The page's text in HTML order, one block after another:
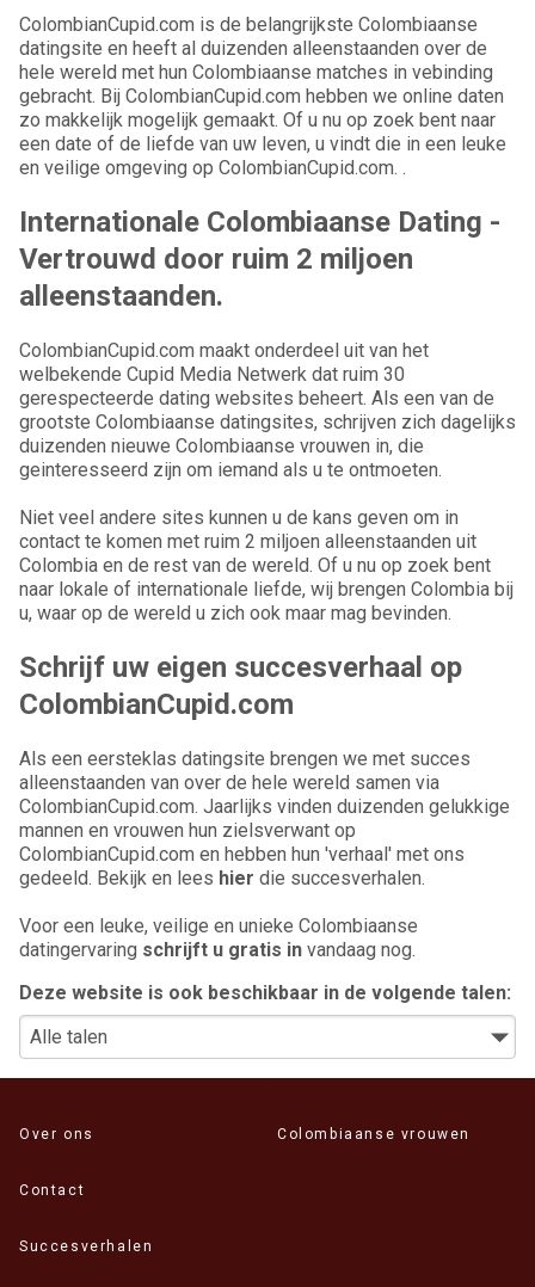
ColombianCupid.com is de belangrijkste Colombiaanse
datingsite en heeft al duizenden alleenstaanden over de
hele wereld met hun Colombiaanse matches in vebinding
gebracht. Bij ColombianCupid.com hebben we online daten
zo makkelijk mogelijk gemaakt. Of u nu op zoek bent naar
een date of de liefde van uw leven, u vindt die in een leuke
en veilige omgeving op ColombianCupid.com. .
Internationale Colombiaanse Dating -
Vertrouwd door ruim 2 miljoen
alleenstaanden.
ColombianCupid.com maakt onderdeel uit van het
welbekende Cupid Media Netwerk dat ruim 30
gerespecteerde dating websites beheert. Als een van de
grootste Colombiaanse datingsites, schrijven zich dagelijks
duizenden nieuwe Colombiaanse vrouwen in, die
geinteresseerd zijn om iemand als u te ontmoeten.
Niet veel andere sites kunnen u de kans geven om in
contact te komen met ruim 2 miljoen alleenstaanden uit
Colombia en de rest van de wereld. Of u nu op zoek bent
naar lokale of internationale liefde, wij brengen Colombia bij
u, waar op de wereld u zich ook maar mag bevinden.
Schrijf uw eigen succesverhaal op
ColombianCupid.com
Als een eersteklas datingsite brengen we met succes
alleenstaanden van over de hele wereld samen via
ColombianCupid.com. Jaarlijks vinden duizenden gelukkige
mannen en vrouwen hun zielsverwant op
ColombianCupid.com en hebben hun 'verhaal' met ons
gedeeld. Bekijk en lees hier die succesverhalen.
Voor een leuke, veilige en unieke Colombiaanse
datingervaring schrijft u gratis in vandaag nog.
Deze website is ook beschikbaar in de volgende talen:
Over ons
Contact
Succesverhalen
Colombiaanse vrouwen